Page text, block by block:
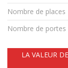
Nombre de places
Nombre de portes
LA VALEUR